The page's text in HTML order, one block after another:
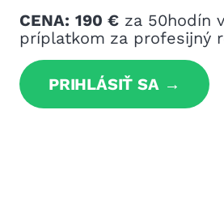
CENA: 190 € za 50hodín
príplatkom za profesijný
PRIHLÁSIŤ SA